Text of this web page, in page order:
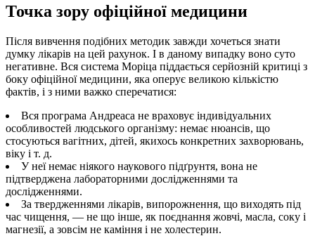
Точка зору офіційної медицини
Після вивчення подібних методик завжди хочеться знати
думку лікарів на цей рахунок. І в даному випадку воно суто
негативне. Вся система Моріца піддається серйозній критиці з
боку офіційної медицини, яка оперує великою кількістю
фактів, і з ними важко сперечатися:
Вся програма Андреаса не враховує індивідуальних
особливостей людського організму: немає нюансів, що
стосуються вагітних, дітей, якихось конкретних захворювань,
віку і т. д.
У неї немає ніякого наукового підґрунтя, вона не
підтверджена лабораторними дослідженнями та
дослідженнями.
За твердженнями лікарів, випорожнення, що виходять під
час чищення, — не що інше, як поєднання жовчі, масла, соку і
магнезії, а зовсім не каміння і не холестерин.